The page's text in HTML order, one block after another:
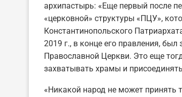
архипастырь: «Еще первый после
«церковной» структуры «ПЦУ»,
Константинопольского
2019 г., в конце его правления,
Православной Церкви. Это еще
захватывать храмы и
«Никакой народ не может принять